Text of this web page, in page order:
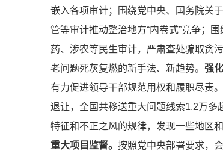
嵌入各项审计；围绕党中央、国务院关
管等审计推动整治地方“内卷式”竞争；
药、涉农等民生审计，严肃查处骗取贪
老问题死灰复燃的新手法、新趋势。 强
有力促进领导干部规范用权和履职尽责
退让，全国共移送重大问题线索1.2万
特征和不正之风的规律，发现一些地区
重大项目监督。 按照党中央部署要求，